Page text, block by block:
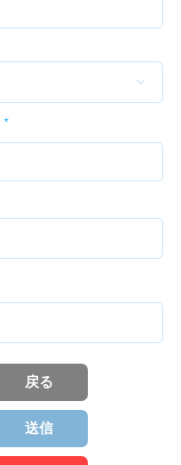
戻る
送信